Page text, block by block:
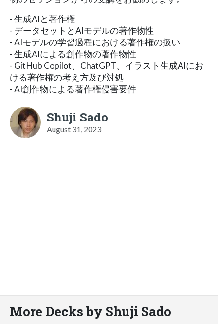
- 生成AIと著作権
- データセットとAIモデルの著作物性
- AIモデルの学習過程における著作権の扱い
- 生成AIによる創作物の著作物性
- GitHub Copilot、ChatGPT、イラスト生成AIにお
ける著作権の考え方及び対処
- AI創作物による著作権侵害要件
Shuji Sado
August 31, 2023
More Decks by Shuji Sado